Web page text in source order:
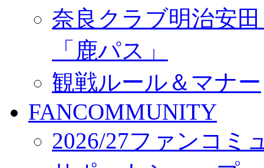
奈良クラブ明治安
「鹿パス」
観戦ルール＆マナー
FANCOMMUNITY
2026/27ファンコミ